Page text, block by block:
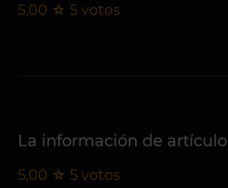
5,00 ☆ 5 votos
La información de artículo
5,00 ☆ 5 votos